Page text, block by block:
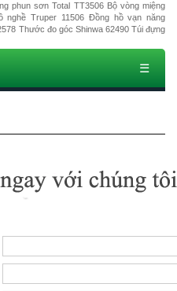
phun sơn Total TT3506 Bộ vòng miệng
nghề Truper 11506 Đồng hồ vạn năng
Thước đo góc Shinwa 62490 Túi đựng
☰